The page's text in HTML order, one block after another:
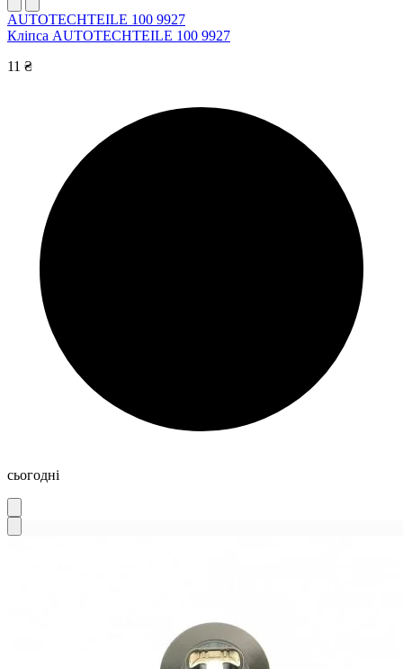
AUTOTECHTEILE 100 9927
Кліпса AUTOTECHTEILE 100 9927
11 ₴
сьогодні